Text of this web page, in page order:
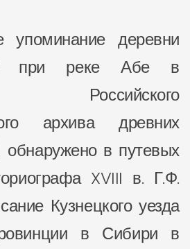
упоминание деревни
при реке Абе в
Российского
архива древних
в путевых
XVIII в. Г.Ф.
Кузнецкого уезда
в Сибири в